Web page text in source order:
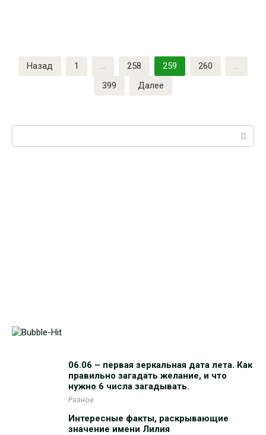
Назад 1 … 258 259 260
…
399
Далее
06.06 – первая зеркальная дата лета. Как
правильно загадать желание, и что
нужно 6 числа загадывать.
Разное
Интересные факты, раскрывающие
значение имени Лилия